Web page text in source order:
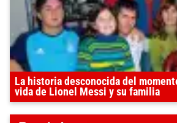
La historia desconocida del
vida de Lionel Messi y su familia